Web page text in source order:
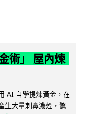
術」 屋內煉
AI 自學提煉黃金，在
生大量刺鼻濃煙，驚